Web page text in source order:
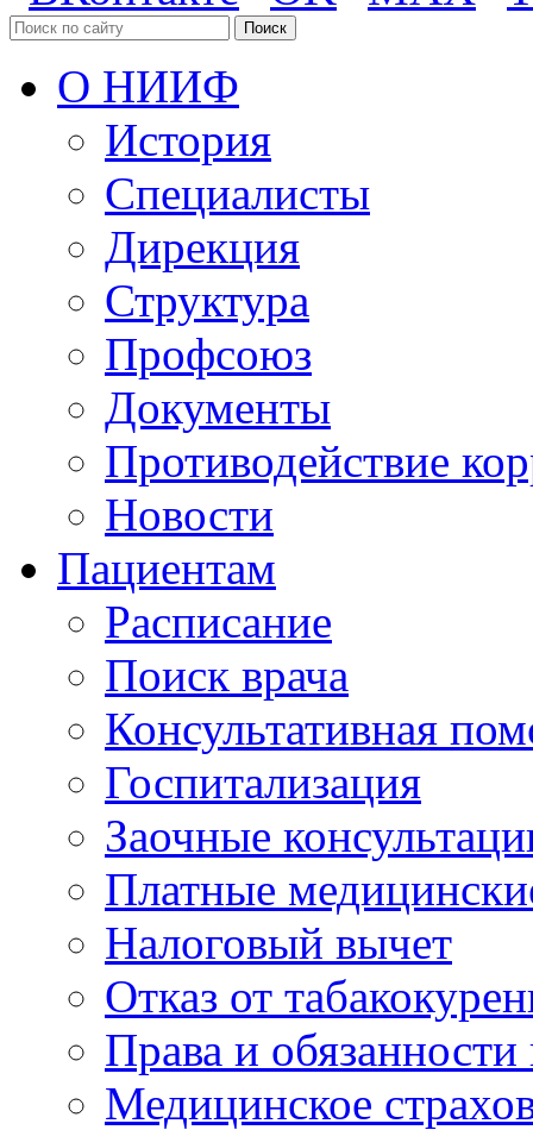
Поиск
О НИИФ
История
Специалисты
Дирекция
Структура
Профсоюз
Документы
Противодействие
Новости
Пациентам
Расписание
Поиск врача
Консультативная
Госпитализация
Заочные
Платные
Налоговый вычет
Отказ от
Права и
Медицинское